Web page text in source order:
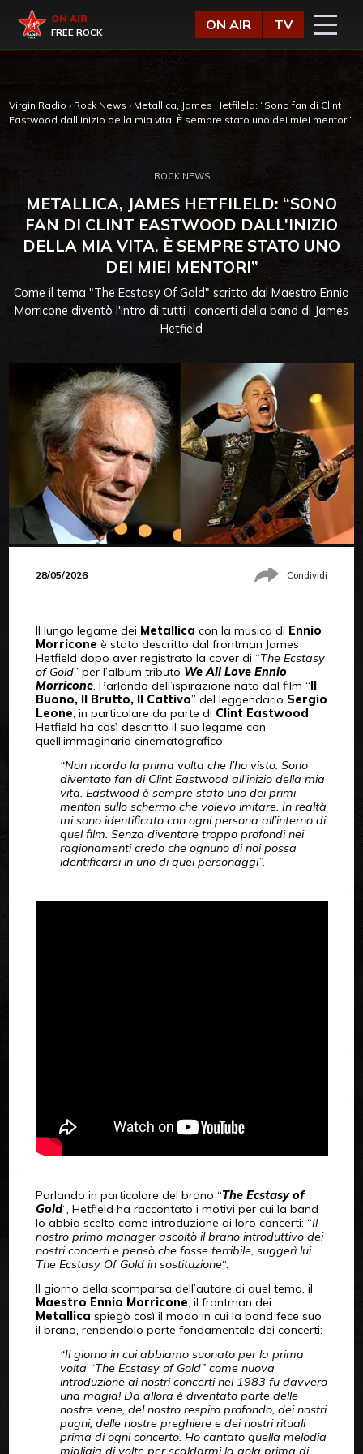
Virgin Radio
ON AIR
FREE ROCK
ON AIR TV
Virgin Radio › Rock News › Metallica, James Hetfileld: “Sono fan di Clint
Eastwood dall’inizio della mia vita. È sempre stato uno dei miei mentori”
ROCK NEWS
METALLICA, JAMES HETFILELD: “SONO
FAN DI CLINT EASTWOOD DALL’INIZIO
DELLA MIA VITA. È SEMPRE STATO UNO
DEI MIEI MENTORI”
Come il tema "The Ecstasy Of Gold" scritto dal Maestro Ennio
Morricone diventò l'intro di tutti i concerti della band di James
Hetfield
28/05/2026 Condividi
Il lungo legame dei Metallica con la musica di Ennio
Morricone è stato descritto dal frontman James
Hetfield dopo aver registrato la cover di “The Ecstasy
of Gold” per l’album tributo We All Love Ennio
Morricone. Parlando dell’ispirazione nata dal film “
Buono, Il Brutto, Il Cattivo” del leggendario Sergio
Leone, in particolare da parte di Clint Eastwood,
Hetfield ha così descritto il suo legame con
quell’immaginario cinematografico:
“Non ricordo la prima volta che l’ho visto. Sono
diventato fan di Clint Eastwood all’inizio della mia
vita. Eastwood è sempre stato uno dei primi
mentori sullo schermo che volevo imitare. In realtà
mi sono identificato con ogni persona all’interno di
quel film. Senza diventare troppo profondi nei
ragionamenti credo che ognuno di noi possa
identificarsi in uno di quei personaggi”.
Parlando in particolare del brano “The Ecstasy of
Gold“, Hetfield ha raccontato i motivi per cui la band
lo abbia scelto come introduzione ai loro concerti: “Il
nostro primo manager ascoltò il brano introduttivo dei
nostri concerti e pensò che fosse terribile, suggerì lui
The Ecstasy Of Gold in sostituzione“.
Il giorno della scomparsa dell’autore di quel tema, il
Maestro Ennio Morricone, il frontman dei
Metallica spiegò così il modo in cui la band fece suo
il brano, rendendolo parte fondamentale dei concerti:
“Il giorno in cui abbiamo suonato per la prima
volta “The Ecstasy of Gold” come nuova
introduzione ai nostri concerti nel 1983 fu davvero
una magia! Da allora è diventato parte delle
nostre vene, del nostro respiro profondo, dei nostri
pugni, delle nostre preghiere e dei nostri rituali
prima di ogni concerto. Ho cantato quella melodia
migliaia di volte per scaldarmi la gola prima di